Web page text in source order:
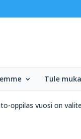
Tule
oppilas vuosi on